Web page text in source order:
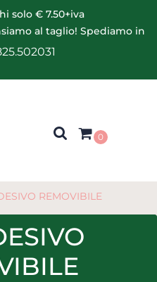
solo € 7.50+iva
al taglio! Spediamo in
0
REMOVIBILE